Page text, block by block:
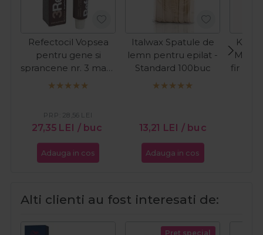
Refectocil Vopsea
pentru gene si
sprancene nr. 3 maro
natural 15ml
27,35 LEI / buc
PRP: 28,56 LEI
Adauga in cos
Italwax Spatule de
lemn pentru epilat -
Standard 100buc
13,21 LEI / buc
Adauga in cos
fir
Alti clienti au fost interesati de:
Pret special